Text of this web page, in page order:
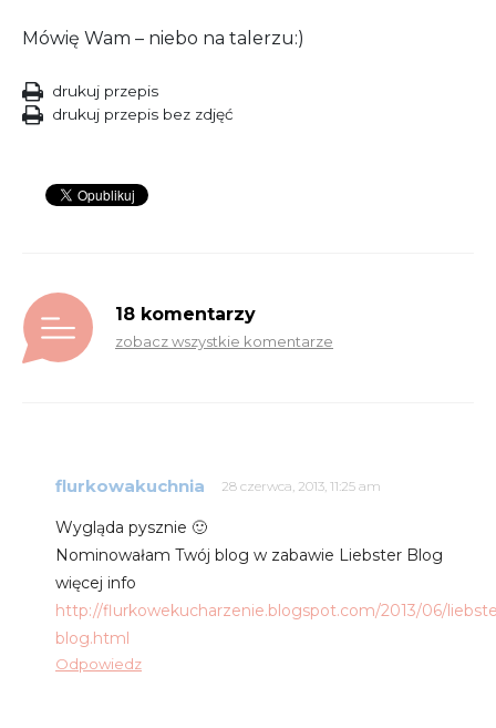
Mówię Wam – niebo na talerzu:)
drukuj przepis
drukuj przepis bez zdjęć
18 komentarzy
zobacz wszystkie komentarze
flurkowakuchnia 28 czerwca, 2013, 11:25 am
Wygląda pysznie 🙂
Nominowałam Twój blog w zabawie Liebster Blog
więcej info
http://flurkowekucharzenie.blogspot.com/2013/06/
blog.html
Odpowiedz